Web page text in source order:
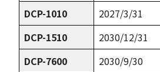
DCP-1010
2027/3/31
DCP-1510
2030/12/31
DCP-7600
2030/9/30